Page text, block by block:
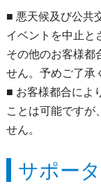
■ 悪天候及び公共
イベントを中止と
その他のお客様都
せん。予めご了承
■ お客様都合によ
ことは可能ですが
せん。
サポー